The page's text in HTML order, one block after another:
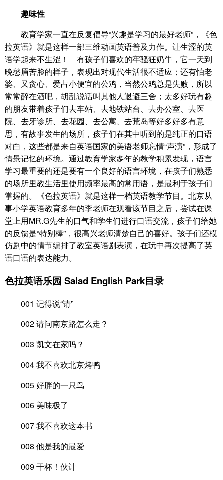
趣味性
教育学家一直在反复倡导“兴趣是学习的最好老师”，《色
拉英语》就是这样一部三维动画英语普及力作。让生涩的英
语学起来不生涩！ 有孩子们喜欢的牢骚狂奶牛，它一天到
晚愁眉苦脸的样子，表现出对现代生活很不适应；还有怕老
婆、又贪心、爱占小便宜的公鸡，当然公鸡总是失败，所以
常常醉在酒吧，胡乱说话叫其他人退避三舍；太多好玩有趣
的朋友带着孩子们去车站、去地铁站台、去办公室、去医
院、去牙诊所、去花园、去公寓、去荒岛等好多好多有意
思，有故事发生的场所，孩子们在其中听到的是纯正的口语
对白，这些都是来自英语国家的美语老师忘情“声演”，形成了
情景记忆的环境。通过教育学家多年的教学积累发现，语言
学习最重要的还是要有一个良好的语言环境，在孩子们熟悉
的场所里教生活里使用频率最高的常用语，是最利于孩子们
掌握的。《色拉英语》就是这样一档英语教学节目。北京从
事小学英语教育多年的李老师在观看该节目之后，尝试在课
堂上用MR.G先生的口气和学生们进行口语交流，孩子们给她
的反馈是“特别棒”，很高兴老师清楚自己的喜好。孩子们还模
仿剧中的情节编排了教室英语剧表演，在玩中再次提高了英
语口语的表达能力。
色拉英语乐园 Salad English Park目录
001 记得说“请”
002 请问南京路怎么走？
003 凯文在家吗？
004 我不喜欢北京烤鸭
005 好胖的一只鸟
006 美味极了
007 我不喜欢这本书
008 他是我的最爱
009 干杯！伙计